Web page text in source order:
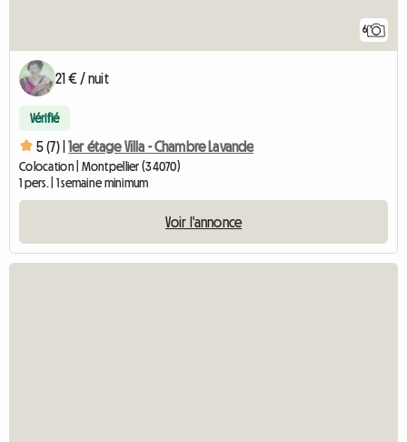
6
21 € / nuit
Vérifié
5 (7) | 1er étage Villa - Chambre Lavande
Colocation | Montpellier (34070)
1 pers. | 1 semaine minimum
Voir l'annonce